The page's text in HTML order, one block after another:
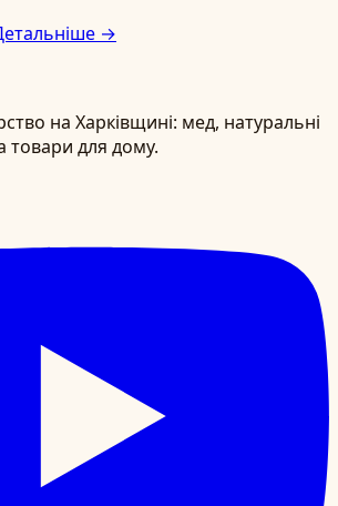
→
на Харківщині: мед, натуральні
товари для дому.